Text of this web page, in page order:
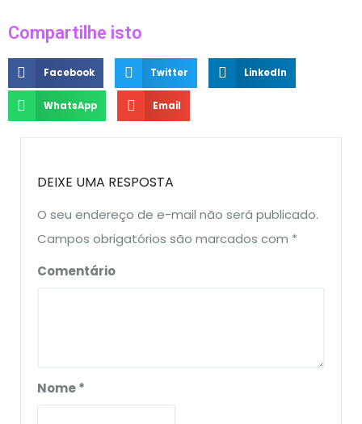
Compartilhe isto
Facebook Twitter LinkedIn
WhatsApp Email
DEIXE UMA RESPOSTA
O seu endereço de e-mail não será publicado.
Campos obrigatórios são marcados com *
Comentário
Nome*